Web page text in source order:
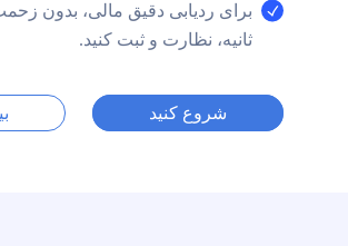
برای ردیابی دقیق مالی، بدون
ثانیه، نظارت و ثبت کنید.
شروع کنید